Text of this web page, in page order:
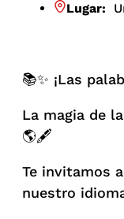
Lugar:
📚✨ ¡Las
La magia de
🌎🖋️
Te invitamos
nuestro